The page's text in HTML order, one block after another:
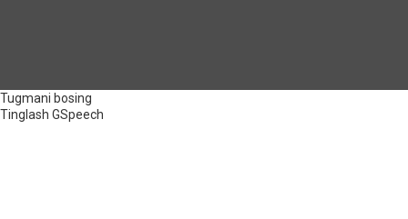
Tugmani bosing
Tinglash GSpeech